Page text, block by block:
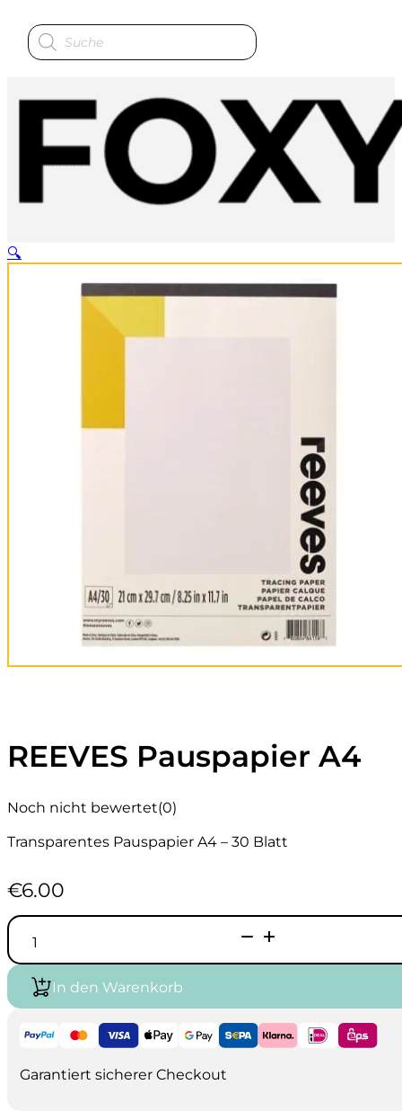
Produktsuche
REEVES Pauspapier A4
Noch nicht bewertet(0)
Transparentes Pauspapier A4 – 30 Blatt
€6.00
REEVES
Pauspapier
A4
Menge
In den Warenkorb
Garantiert sicherer Checkout
🔍